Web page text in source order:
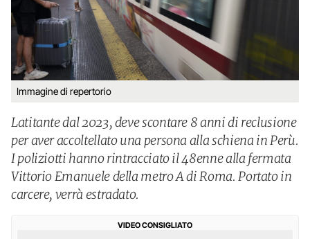
Immagine di repertorio
Latitante dal 2023, deve scontare 8 anni di reclusione
per aver accoltellato una persona alla schiena in Perù.
I poliziotti hanno rintracciato il 48enne alla fermata
Vittorio Emanuele della metro A di Roma. Portato in
carcere, verrà estradato.
VIDEO CONSIGLIATO